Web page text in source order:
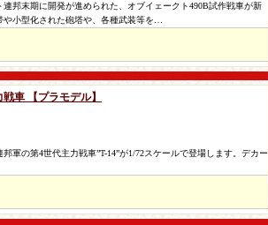
邦末期に開発が進められた、オブイェークト490B試作戦車が新
小型化された砲塔や、各種武装等を…
車 【プラモデル】
軍の第4世代主力戦車”T-14”が1/72スケールで登場します。デカー